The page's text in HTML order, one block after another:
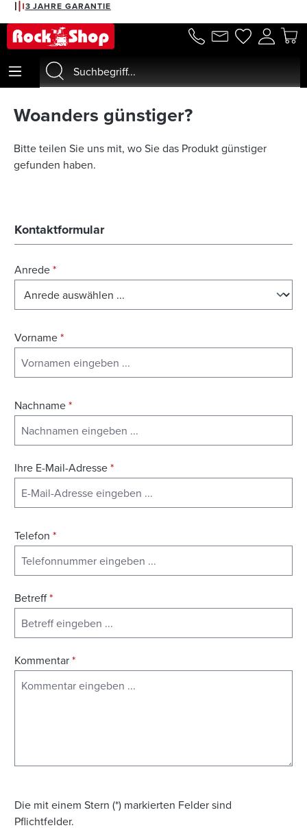
springen
3 JAHRE GARANTIE
Woanders günstiger?
Bitte teilen Sie uns mit, wo Sie das Produkt günstiger
gefunden haben.
Kontaktformular
Anrede*
Vorname*
Nachname*
Ihre E-Mail-Adresse*
Telefon *
Betreff*
Kommentar*
Die mit einem Stern (*) markierten Felder sind
Pflichtfelder.